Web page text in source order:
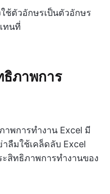
ช้ตัวอักษรเป็นตัวอักษร
ทนที่
ธิภาพการ
พการทำงาน Excel มี
ลืมใช้เคล็ดลับ Excel
ะสิทธิภาพการทำงานของ